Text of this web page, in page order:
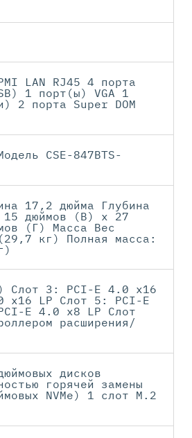
LAN RJ45 4 порта
1 порт(ы) VGA 1
2 порта Super DOM
CSE-847BTS-
17,2 дюйма Глубина
15 дюймов (В) x 27
(Г) Масса Вес
кг) Полная масса:
Слот 3: PCI-E 4.0 x16
x16 LP Слот 5: PCI-E
E 4.0 x8 LP Слот
расширения/
дисков
горячей замены
NVMe) 1 слот M.2